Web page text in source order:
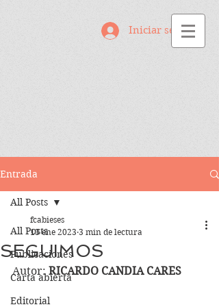
Iniciar sesión
Entrada
All Posts
Publicaciones
Carta abierta
Editorial
All Posts
SEGUIMOS
fcabieses
13 ene 2023 3 min de lectura
Autor: RICARDO CANDIA CARES